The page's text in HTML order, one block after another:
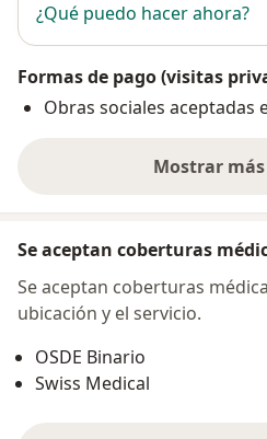
¿Qué puedo hacer ahora?
Formas de pago (visitas
Obras sociales aceptadas
Mostrar
Se aceptan coberturas
Se aceptan coberturas
ubicación y el servicio.
OSDE Binario
Swiss Medical